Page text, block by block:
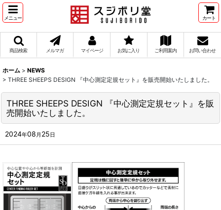
メニュー カート
商品検索 メルマガ マイページ お気に入り ご利用案内 お問い合わせ
ホーム > NEWS
> THREE SHEEPS DESIGN 『中心測定定規セット』を販売開始いたしました。
THREE SHEEPS DESIGN 『中心測定定規セット』を販
売開始いたしました。
2024年08 月 25日